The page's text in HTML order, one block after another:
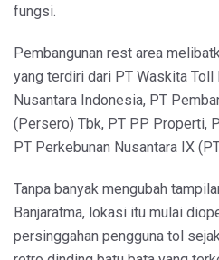
fungsi.
Pembangunan rest area
yang terdiri dari PT Waskita Toll
Nusantara Indonesia, PT
(Persero) Tbk, PT PP Properti,
PT Perkebunan Nusantara IX
Tanpa banyak mengubah
Banjaratma, lokasi itu mulai
persinggahan pengguna tol